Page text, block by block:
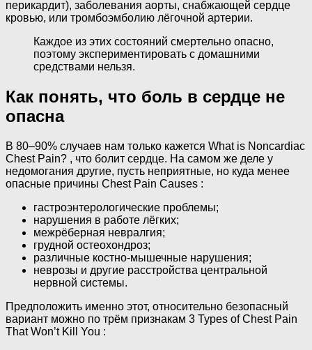
перикардит), заболевания аорты, снабжающей сердце
кровью, или тромбоэмболию лёгочной артерии.
Каждое из этих состояний смертельно опасно,
поэтому экспериментировать с домашними
средствами нельзя.
Как понять, что боль в сердце не
опасна
В 80–90% случаев нам только кажется What is Noncardiac
Chest Pain? , что болит сердце. На самом же деле у
недомогания другие, пусть неприятные, но куда менее
опасные причины Chest Pain Causes :
гастроэнтерологические проблемы;
нарушения в работе лёгких;
межрёберная невралгия;
грудной остеохондроз;
различные костно-мышечные нарушения;
неврозы и другие расстройства центральной
нервной системы.
Предположить именно этот, относительно безопасный
вариант можно по трём признакам 3 Types of Chest Pain
That Won’t Kill You :